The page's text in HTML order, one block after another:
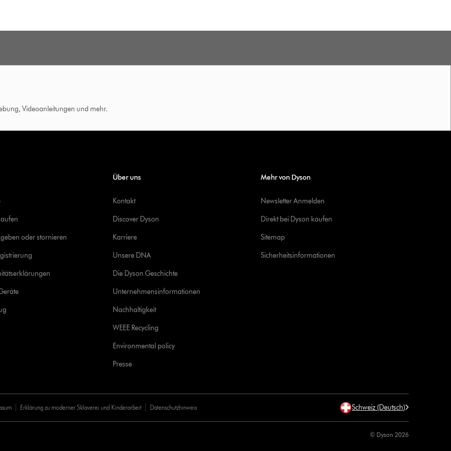
Videoanleitungen und mehr.
oder stornieren
Über uns
Kontakt
Discover Dyson
Karriere
Unsere DNA
Die Dyson Geschichte
Unternehmensinformationen
Nachhaltigkeit
WEEE Recycling
Environmental policy
Presse
Mehr von Dyson
Newsletter Anmelden
Direkt bei Dyson kaufen
Sitemap
Sicherheitsinformationen
Erklärung zu moderner Sklaverei und Kinderarbeit Datenschutzhinweis Schweiz (Deutsch)
© Dyson 2026